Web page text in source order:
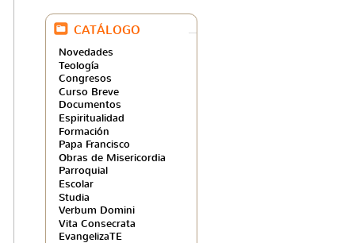
CATÁLOGO
Novedades
Teología
Congresos
Curso Breve
Documentos
Espiritualidad
Formación
Papa Francisco
Obras de Misericordia
Parroquial
Escolar
Studia
Verbum Domini
Vita Consecrata
EvangelizaTE